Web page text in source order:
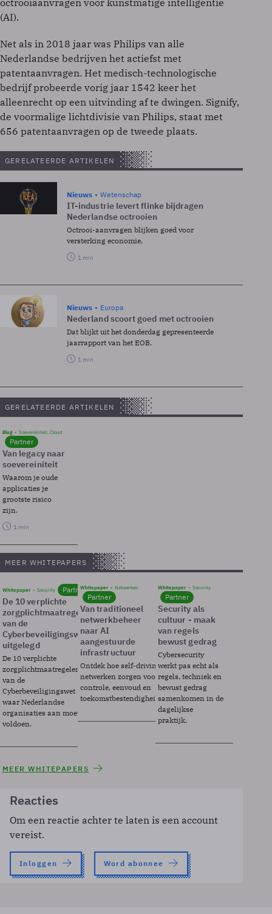
octrooiaanvragen voor kunstmatige intelligentie
(AI).
Net als in 2018 jaar was Philips van alle
Nederlandse bedrijven het actiefst met
patentaanvragen. Het medisch-technologische
bedrijf probeerde vorig jaar 1542 keer het
alleenrecht op een uitvinding af te dwingen. Signify,
de voormalige lichtdivisie van Philips, staat met
656 patentaanvragen op de tweede plaats.
GERELATEERDE ARTIKELEN
Nieuws Wetenschap
IT-industrie levert flinke bijdragen
Nederlandse octrooien
Octrooi-aanvragen blijken goed voor
versterking economie.
1 min
Nieuws Europa
Nederland scoort goed met octrooien
Dat blijkt uit het donderdag gepresenteerde
jaarrapport van het EOB.
1 min
GERELATEERDE ARTIKELEN
Blog Soevereinteit, Cloud
Partner
Van legacy naar
soevereiniteit
Waarom je oude
applicaties je
grootste risico
zijn.
1 min
MEER WHITEPAPERS
Whitepaper Security Partner
De 10 verplichte
zorgplichtmaatregelen
van de
Cyberbeveiligingswet
uitgelegd
De 10 verplichte
zorgplichtmaatregelen
van de
Cyberbeveiligingswet
waar Nederlandse
organisaties aan moeten
voldoen.
Whitepaper Netwerken
Partner
Van traditioneel
netwerkbeheer
naar AI
aangestuurde
infrastructuur
Ontdek hoe self-driving
netwerken zorgen voor
controle, eenvoud en
toekomstbestendigheid.
Whitepaper Security
Partner
Security als
cultuur - maak
van regels
bewust gedrag
Cybersecurity
werkt pas echt als
regels, techniek en
bewust gedrag
samenkomen in de
dagelijkse
praktijk.
MEER WHITEPAPERS
Reacties
Om een reactie achter te laten is een account
vereist.
Inloggen Word abonnee